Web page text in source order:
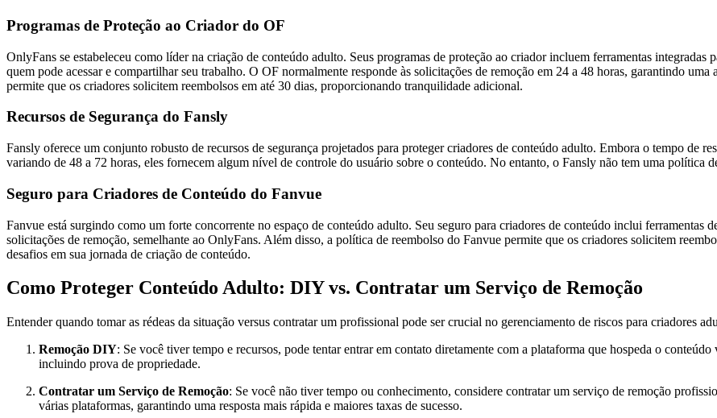
Programas de Proteção ao Criador do OF
OnlyFans se estabeleceu como líder na criação de conteúdo adulto. Seus programas de proteção ao criador incluem ferramentas integradas
quem pode acessar e compartilhar seu trabalho. O OF normalmente responde às solicitações de remoção em 24 a 48 horas, garantindo
permite que os criadores solicitem reembolsos em até 30 dias, proporcionando tranquilidade adicional.
Recursos de Segurança do Fansly
Fansly oferece um conjunto robusto de recursos de segurança projetados para proteger criadores de conteúdo adulto. Embora o tempo de
variando de 48 a 72 horas, eles fornecem algum nível de controle do usuário sobre o conteúdo. No entanto, o Fansly não tem uma política
Seguro para Criadores de Conteúdo do Fanvue
Fanvue está surgindo como um forte concorrente no espaço de conteúdo adulto. Seu seguro para criadores de conteúdo inclui ferramentas
solicitações de remoção, semelhante ao OnlyFans. Além disso, a política de reembolso do Fanvue permite que os criadores solicitem
desafios em sua jornada de criação de conteúdo.
Como Proteger Conteúdo Adulto: DIY vs. Contratar um Serviço de Remoção
Entender quando tomar as rédeas da situação versus contratar um profissional pode ser crucial no gerenciamento de riscos para criadores
Remoção DIY: Se você tiver tempo e recursos, pode tentar entrar em contato diretamente com a plataforma que hospeda o
incluindo prova de propriedade.
Contratar um Serviço de Remoção: Se você não tiver tempo ou conhecimento, considere contratar um serviço de remoção
várias plataformas, garantindo uma resposta mais rápida e maiores taxas de sucesso.